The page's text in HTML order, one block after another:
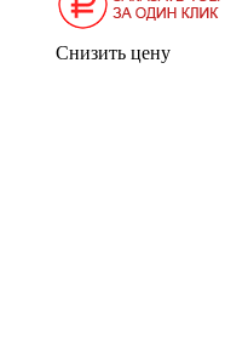
Снизить цену